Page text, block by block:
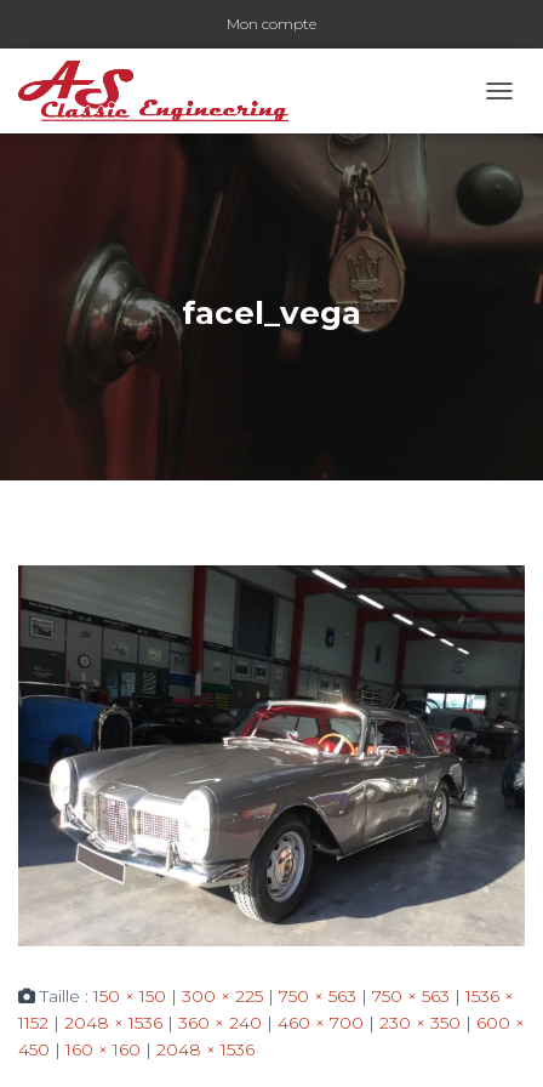
Mon compte
facel_vega
Taille :150 × 150 | 300 × 225 | 750 × 563 | 750 × 563 | 1536 ×
1152 | 2048 × 1536 | 360 × 240 | 460 × 700 | 230 × 350 | 600 ×
450 | 160 × 160 | 2048 × 1536